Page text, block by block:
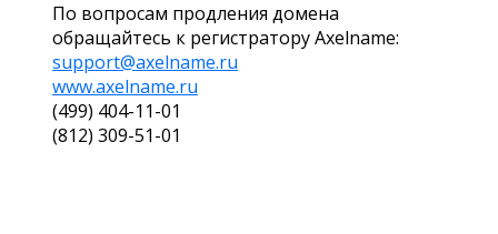
По вопросам продления домена
обращайтесь к регистратору Axelname:
support@axelname.ru
www.axelname.ru
(499) 404-11-01
(812) 309-51-01